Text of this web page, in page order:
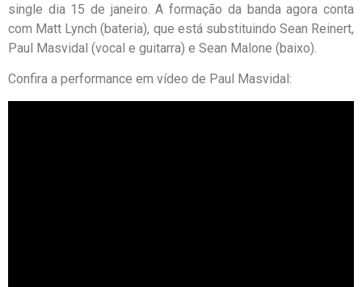
single dia 15 de janeiro. A formação da banda agora conta
com Matt Lynch (bateria), que está substituindo Sean Reinert,
Paul Masvidal (vocal e guitarra) e Sean Malone (baixo).
Confira a performance em vídeo de Paul Masvidal: